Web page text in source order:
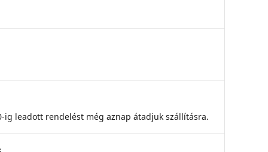
ig leadott rendelést még aznap átadjuk szállításra.